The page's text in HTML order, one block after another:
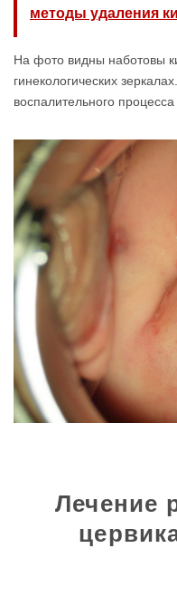
методы удаления
На фото видны наботовы
гинекологических
воспалительного
Лечение